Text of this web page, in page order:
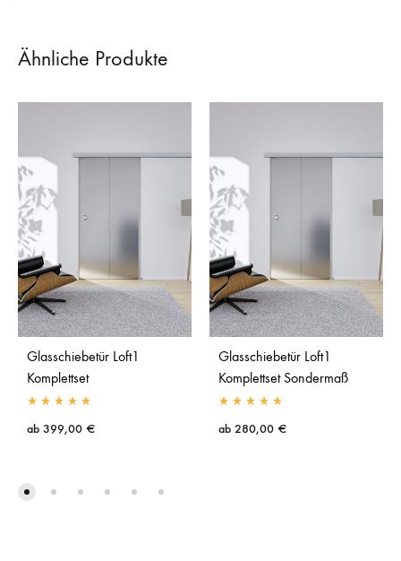
Ähnliche Produkte
Glasschiebetür Loft1
Komplettset
ab 399,00 €
Glasschiebetür Loft1
Komplettset Sondermaß
ab 280,00 €